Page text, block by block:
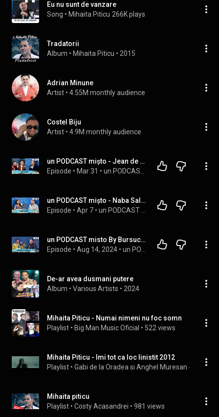
Eu nu sunt de vanzare
Song • Mihaita Piticu 266K plays
Tradatorii
Album • Mihaita Piticu • 2015
Adrian Minune
Artist • 4.55M monthly audience
Costel Biju
Artist • 4.9M monthly audience
un PODCAST mișto - Jean de la Craiova & Marian Mexicanul - Ediție Aniversară
Episode • Mar 31 •
un PODCAST mișto - Naba Salem -  “VIAȚA” cel mai GREU traseu
Episode • Apr 7 •
un PODCAST misto By Bursucu`- JEAN DE LA CRAIOVA - Povesti de VIATA si de SCENA
Episode • Aug 14, 2024 •
De-ar avea dusmani putere
Album • Various Artists • 2024
Mihaita Piticu - Numai nimeni nu foc somn
Playlist • Big Man Music Oficial • 522 views
Mihaita Piticu - Imi tot ca loc linistit 2012
Playlist • Gabi de la Oradea si Anghel Muresan - Frate,
Mihaita piticu
Playlist • Costy Acasandrei • 981 views